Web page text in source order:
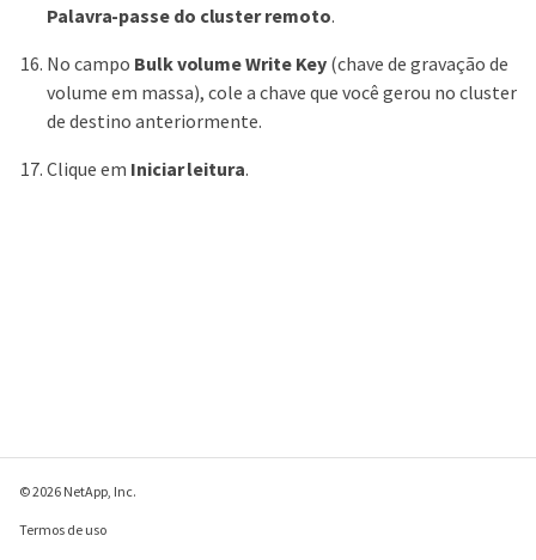
Palavra-passe do cluster remoto.
No campo Bulk volume Write Key (chave de gravação de
volume em massa), cole a chave que você gerou no cluster
de destino anteriormente.
Clique em Iniciar leitura.
© 2026 NetApp, Inc.
Termos de uso